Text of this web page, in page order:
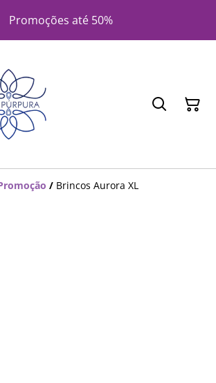
Promoções até 50%
/ Brincos Aurora XL